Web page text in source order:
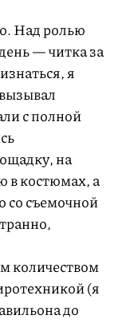
Над ролью
— читка за
я
с полной
на
в костюмах, а
со съемочной
количеством
(я
до